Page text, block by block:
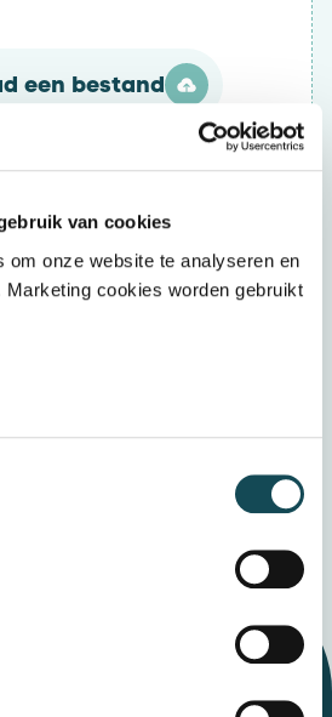
van cookies
om onze website te analyseren en
cookies worden gebruikt
een bestand
jouw (voorlopige)
een bestand
gegevens veilig